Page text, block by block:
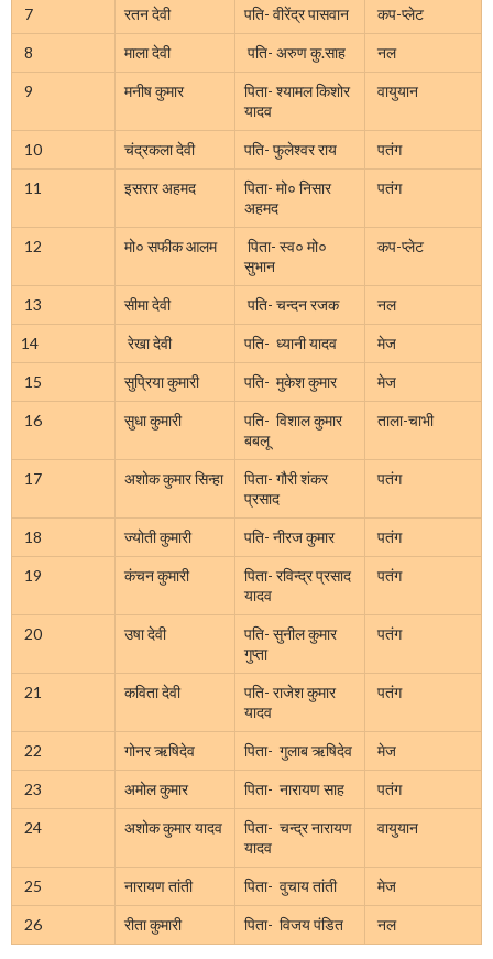
7 रतन देवी पति- वीरेंद्र पासवान कप-प्लेट
8 माला देवी पति- अरुण कु.साह नल
9 मनीष कुमार
पिता- श्यामल किशोर
यादव
वायुयान
10 चंद्रकला देवी पति- फुलेश्वर राय पतंग
11 इसरार अहमद
पिता- मो० निसार
अहमद
पतंग
12 मो० सफीक आलम
पिता- स्व० मो०
सुभान
कप-प्लेट
13 सीमा देवी पति- चन्दन रजक नल
14 रेखा देवी पति- ध्यानी यादव मेज
15 सुप्रिया कुमारी पति- मुकेश कुमार मेज
16 सुधा कुमारी
पति- विशाल कुमार
बबलू
ताला-चाभी
17 अशोक कुमार सिन्हा
पिता- गौरी शंकर
प्रसाद
पतंग
18 ज्योती कुमारी पति- नीरज कुमार पतंग
19 कंचन कुमारी
पिता- रविन्द्र प्रसाद
यादव
पतंग
20 उषा देवी
पति- सुनील कुमार
गुप्ता
पतंग
21 कविता देवी
पति- राजेश कुमार
यादव
पतंग
22 गोनर ऋषिदेव पिता- गुलाब ऋषिदेव मेज
23 अमोल कुमार पिता- नारायण साह पतंग
24 अशोक कुमार यादव
पिता- चन्द्र नारायण
यादव
वायुयान
25 नारायण तांती पिता- वुचाय तांती मेज
26 रीता कुमारी पिता- विजय पंडित नल